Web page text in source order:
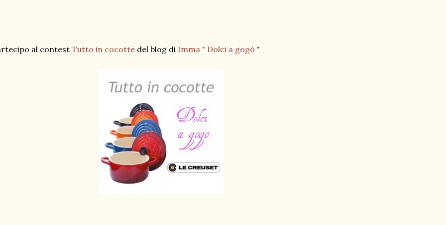
al contestTutto in cocotte del blog di Imma " Dolci a gogò "